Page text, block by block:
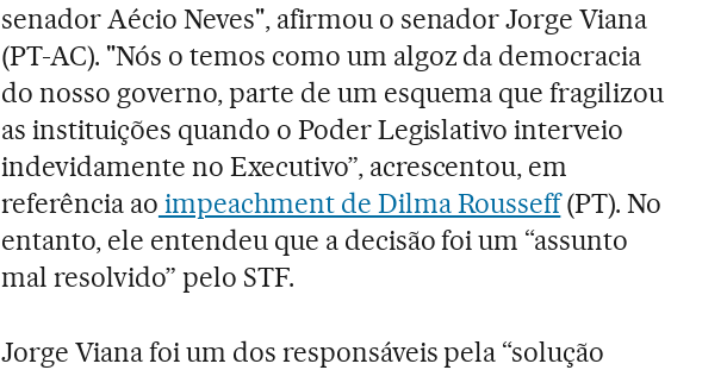
senador Aécio Neves", afirmou o senador Jorge Viana
(PT-AC). "Nós o temos como um algoz da democracia
do nosso governo, parte de um esquema que fragilizou
as instituições quando o Poder Legislativo interveio
indevidamente no Executivo”, acrescentou, em
referência ao impeachment de Dilma Rousseff(PT). No
entanto, ele entendeu que a decisão foi um “assunto
mal resolvido” pelo STF.
Jorge Viana foi um dos responsáveis pela “solução